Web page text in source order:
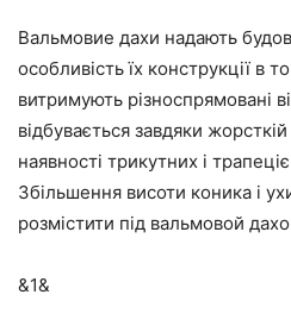
Вальмовие дахи надають
особливість їх конструкції в
витримують різноспрямовані
відбувається завдяки
наявності трикутних і
Збільшення висоти коника і
розмістити під вальмовой
&1&